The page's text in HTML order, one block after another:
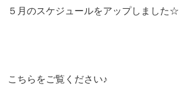
５月のスケジュールをアップしました☆
こちらをご覧ください♪